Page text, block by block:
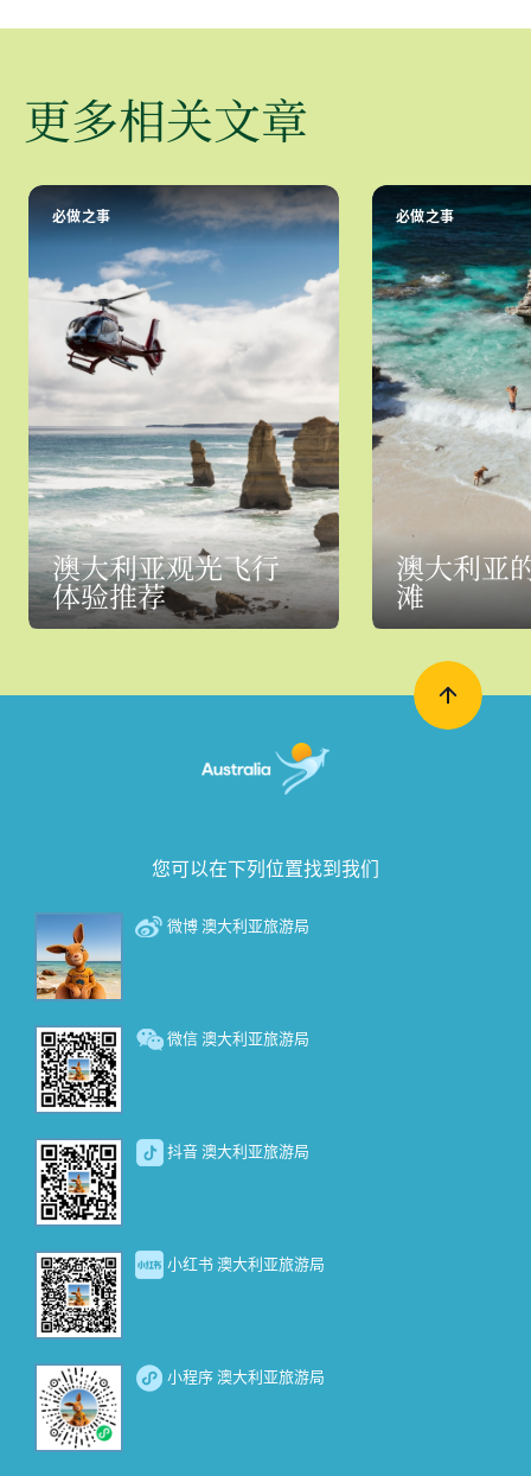
更多相关文章
必做之事
澳大利亚观光飞行
体验推荐
必做之事
澳大利亚
滩
您可以在下列位置找到我们
微博 澳大利亚旅游局
微信 澳大利亚旅游局
抖音 澳大利亚旅游局
小红书 澳大利亚旅游局
小程序 澳大利亚旅游局